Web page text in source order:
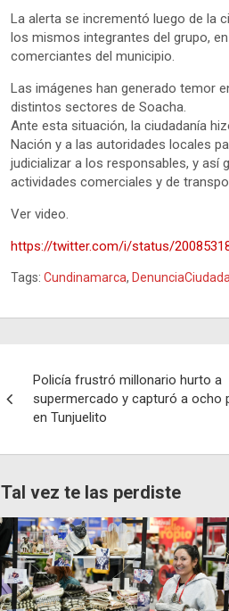
La alerta se incrementó luego de la
los mismos integrantes del grupo,
comerciantes del municipio.
Las imágenes han generado temor
distintos sectores de Soacha.
Ante esta situación, la ciudadanía
Nación y a las autoridades locales
judicializar a los responsables, y así
actividades comerciales y de
Ver video.
https://twitter.com/i/status/
Tags: Cundinamarca,
de
entradas
Policía frustró millonario hurto a
supermercado y capturó a ocho
en Tunjuelito
Tal vez te las perdiste